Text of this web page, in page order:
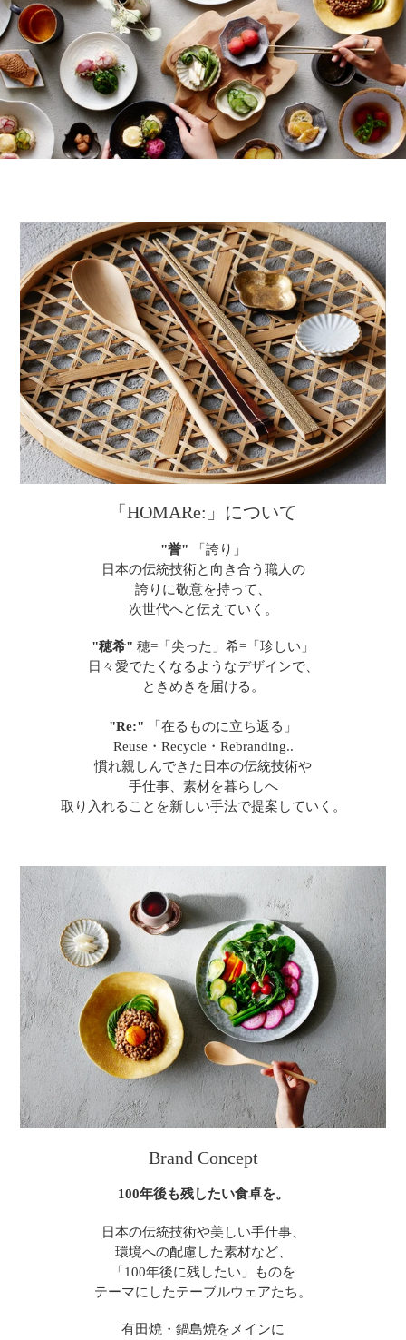
「HOMARe:」について
"誉"
「誇り」
日本の伝統技術と向き合う職人の
誇りに敬意を持って、
次世代へと伝えていく。
"穂希" 穂=「尖った」希=「珍しい」
日々愛でたくなるようなデザインで、
ときめきを届ける。
"Re:"
「在るものに立ち返る」
Reuse・Recycle・Rebranding..
慣れ親しんできた日本の伝統技術や
手仕事、素材を暮らしへ
取り入れることを新しい手法で提案していく。
Brand Concept
100年後も残したい食卓を。
日本の伝統技術や美しい手仕事、
環境への配慮した素材など、
「100年後に残したい」ものを
テーマにしたテーブルウェアたち。
有田焼・鍋島焼をメインに